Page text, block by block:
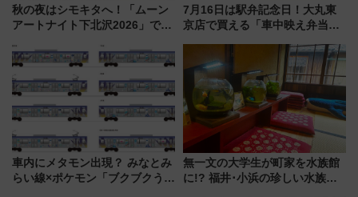
秋の夜はシモキタへ！「ムーン
アートナイト下北沢2026」でイ
を満喫しよう
7月16日は駅弁記念日！大丸東
京店で買える「車中映え弁当」
車内にメタモン出現？ みなとみ
らい線×ポケモン「ブクブクうみ
無一文の大学生が町家を水族館
に!? 福井･小浜の珍しい水族